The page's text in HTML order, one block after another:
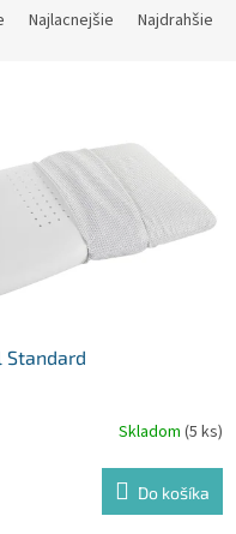
Najlacnejšie Najdrahšie
Standard
Skladom (5 ks)
Do košíka